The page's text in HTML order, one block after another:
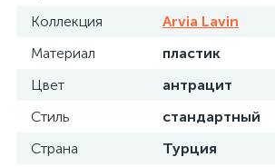
Коллекция
Arvia Lavin
Материал
пластик
Цвет
антрацит
Стиль
стандартный
Страна
Турция